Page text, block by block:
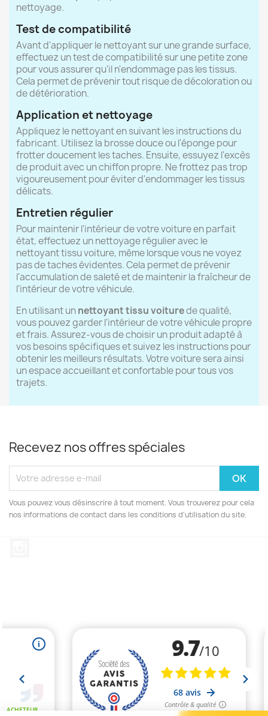
nettoyage.
Test de compatibilité
Avant d'appliquer le nettoyant sur une grande surface,
effectuez un test de compatibilité sur une petite zone
pour vous assurer qu'il n'endommage pas les tissus.
Cela permet de prévenir tout risque de décoloration ou
de détérioration.
Application et nettoyage
Appliquez le nettoyant en suivant les instructions du
fabricant. Utilisez la brosse douce ou l'éponge pour
frotter doucement les taches. Ensuite, essuyez l'excès
de produit avec un chiffon propre. Ne frottez pas trop
vigoureusement pour éviter d'endommager les tissus
délicats.
Entretien régulier
Pour maintenir l'intérieur de votre voiture en parfait
état, effectuez un nettoyage régulier avec le
nettoyant tissu voiture, même lorsque vous ne voyez
pas de taches évidentes. Cela permet de prévenir
l'accumulation de saleté et de maintenir la fraîcheur de
l'intérieur de votre véhicule.
En utilisant unnettoyant tissu voiturede qualité,
vous pouvez garder l'intérieur de votre véhicule propre
et frais. Assurez-vous de choisir un produit adapté à
vos besoins spécifiques et suivez les instructions pour
obtenir les meilleurs résultats. Votre voiture sera ainsi
un espace accueillant et confortable pour tous vos
trajets.
Recevez nos offres spéciales
Vous pouvez vous désinscrire à tout moment. Vous trouverez pour cela
nos informations de contact dans les conditions d'utilisation du site.